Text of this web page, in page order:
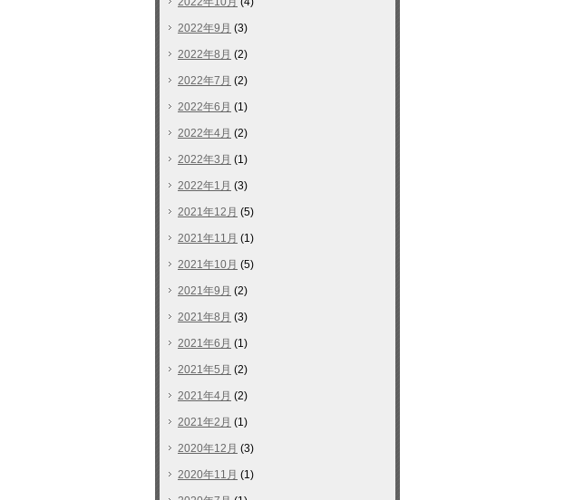
2022年9月 (3)
2022年8月 (2)
2022年7月 (2)
2022年6月 (1)
2022年4月 (2)
2022年3月 (1)
2022年1月 (3)
2021年12月 (5)
2021年11月 (1)
2021年10月 (5)
2021年9月 (2)
2021年8月 (3)
2021年6月 (1)
2021年5月 (2)
2021年4月 (2)
2021年2月 (1)
2020年12月 (3)
2020年11月 (1)